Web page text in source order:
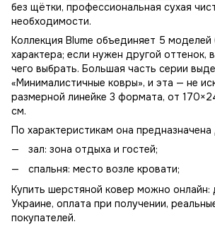
без щётки, профессиональная сухая
необходимости.
Коллекция Blume объединяет 5 моделей
характера; если нужен другой оттенок,
чего выбрать. Большая часть серии
«Минималистичные ковры», и эта — не
размерной линейке 3 формата, от
см.
По характеристикам она предназначена
зал: зона отдыха и гостей;
спальня: место возле кровати;
Купить шерстяной ковер можно онлайн:
Украине, оплата при получении,
покупателей.